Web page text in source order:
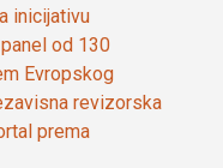
inicijativu
od 130
Evropskog
revizorska
prema